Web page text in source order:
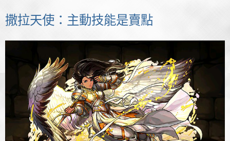
撒拉天使：主動技能是賣點